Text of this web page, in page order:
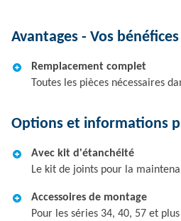
Avantages - Vos bénéfices
Remplacement complet
Toutes les pièces nécessaires
Options et informations
Avec kit d'étanchéité
Le kit de joints pour la
Accessoires de montage
Pour les séries 34, 40, 57 et